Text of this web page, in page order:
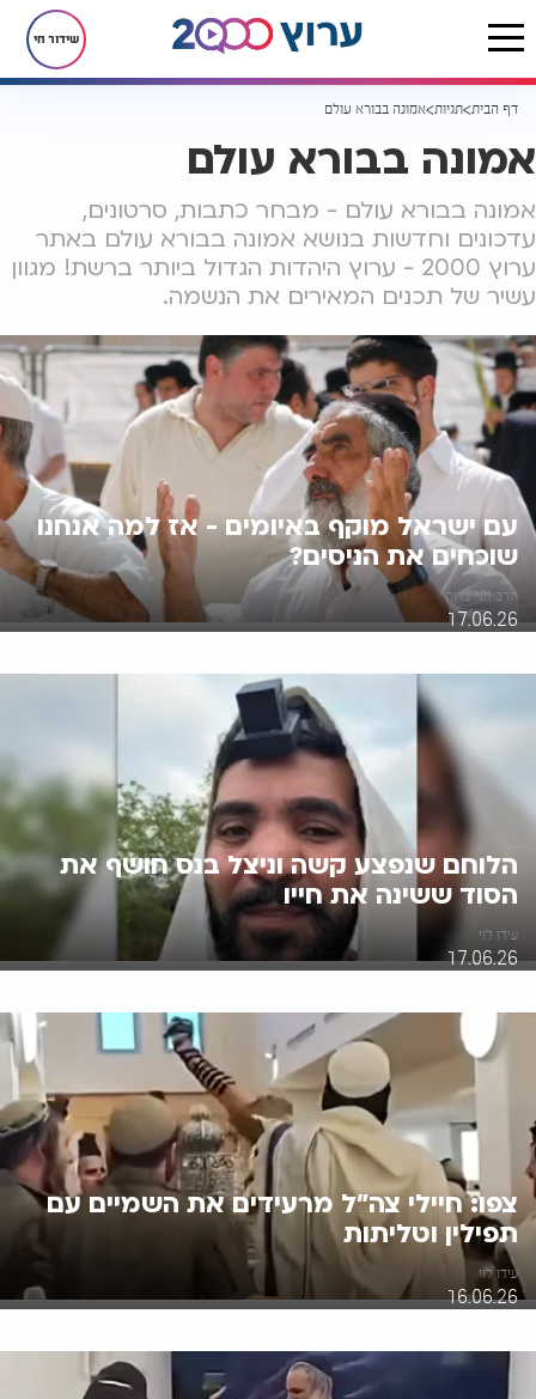
שידור חי
דף הבית תגיות אמונה בבורא עולם
אמונה בבורא עולם
אמונה בבורא עולם - מבחר כתבות, סרטונים,
עדכונים וחדשות בנושא אמונה בבורא עולם באתר
ערוץ 2000 - ערוץ היהדות הגדול ביותר ברשת! מגוון
עשיר של תכנים המאירים את הנשמה.
עם ישראל מוקף באיומים - אז למה אנחנו
שוכחים את הניסים?
הרב חגי צדוק
17.06.26
הלוחם שנפצע קשה וניצל בנס חושף את
הסוד ששינה את חייו
עידו לוי
17.06.26
צפו: חיילי צה"ל מרעידים את השמיים עם
תפילין וטליתות
עידו לוי
16.06.26